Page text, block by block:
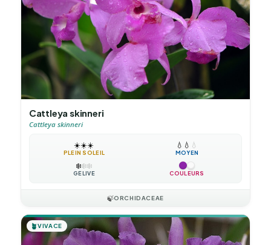
Cattleya skinneri
Cattleya skinneri
☀️☀️☀️
PLEIN SOLEIL
💧 💧 💧
MOYEN
❄️❄️❄️
GÉLIVE COULEURS
🍃ORCHIDACEAE
🪴VIVACE